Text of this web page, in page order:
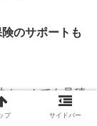
のサポートも
ホームでも見積
ススメします。
プ サイドバー